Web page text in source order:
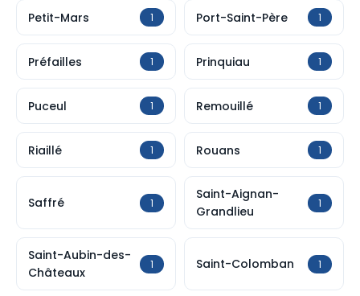
Petit-Mars 1 Port-Saint-Père 1
Préfailles 1 Prinquiau 1
Puceul 1 Remouillé 1
Riaillé 1 Rouans 1
Saffré 1
Saint-Aignan-
Grandlieu
1
Saint-Aubin-des-
Châteaux
1 Saint-Colomban 1